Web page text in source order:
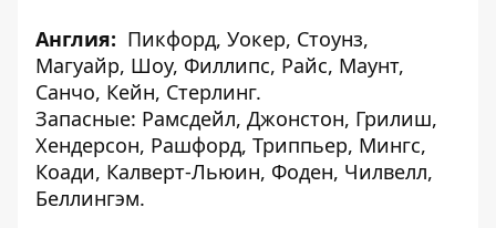
Англия: Пикфорд, Уокер, Стоунз,
Магуайр, Шоу, Филлипс, Райс, Маунт,
Санчо, Кейн, Стерлинг.
Запасные: Рамсдейл, Джонстон, Грилиш,
Хендерсон, Рашфорд, Триппьер, Мингс,
Коади, Калверт-Льюин, Фоден, Чилвелл,
Беллингэм.